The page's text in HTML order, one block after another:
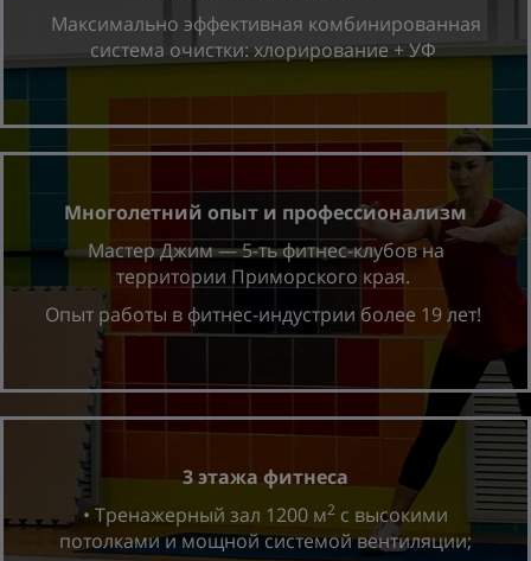
Максимально эффективная комбинированная
система очистки: хлорирование + УФ
Многолетний опыт и профессионализм
Мастер Джим — 5-ть фитнес-клубов на
территории Приморского края.
Опыт работы в фитнес-индустрии более 19 лет!
3 этажа фитнеса
• Тренажерный зал 1200 м2 с высокими
потолками и мощной системой вентиляции;